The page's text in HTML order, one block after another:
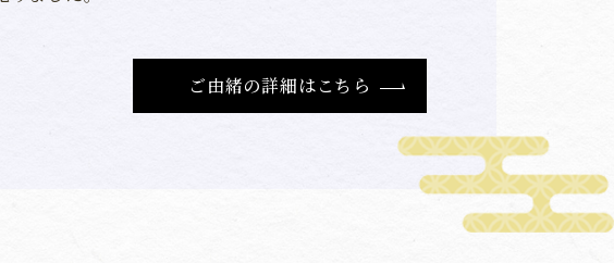
ご由緒の詳細はこちら